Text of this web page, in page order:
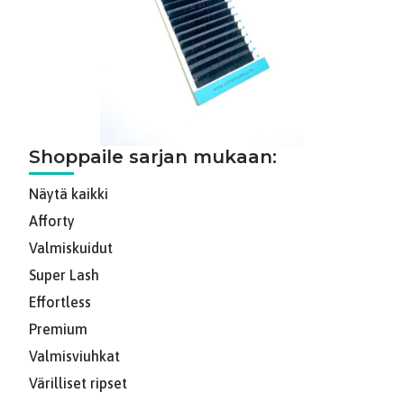
Shoppaile sarjan mukaan:
Näytä kaikki
Afforty
Valmiskuidut
Super Lash
Effortless
Premium
Valmisviuhkat
Värilliset ripset